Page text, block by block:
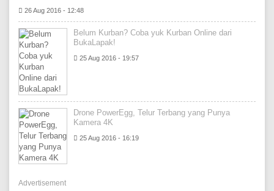
26 Aug 2016 - 12:48
Belum Kurban? Coba yuk Kurban Online dari
BukaLapak!
25 Aug 2016 - 19:57
Drone PowerEgg, Telur Terbang yang Punya
Kamera 4K
25 Aug 2016 - 16:19
Advertisement